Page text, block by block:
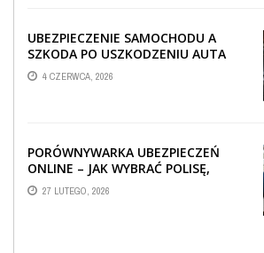
UBEZPIECZENIE SAMOCHODU A
SZKODA PO USZKODZENIU AUTA
PRZEZ SPADAJĄCY FRAGMENT
OGRODZENIA
4 CZERWCA, 2026
PORÓWNYWARKA UBEZPIECZEŃ
ONLINE – JAK WYBRAĆ POLISĘ,
KTÓRA REALNIE CHRONI TWÓJ
MAJĄTEK?
27 LUTEGO, 2026